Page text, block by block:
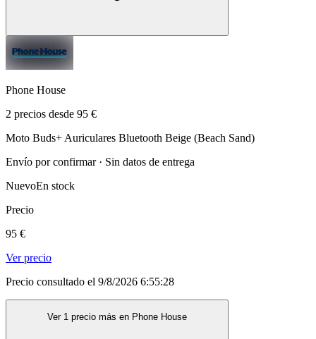
Phone House
2 precios desde 95 €
Moto Buds+ Auriculares Bluetooth Beige (Beach Sand)
Envío por confirmar · Sin datos de entrega
NuevoEn stock
Precio
95 €
Ver precio
Precio consultado el 9/8/2026 6:55:28
Ver 1 precio más en Phone House